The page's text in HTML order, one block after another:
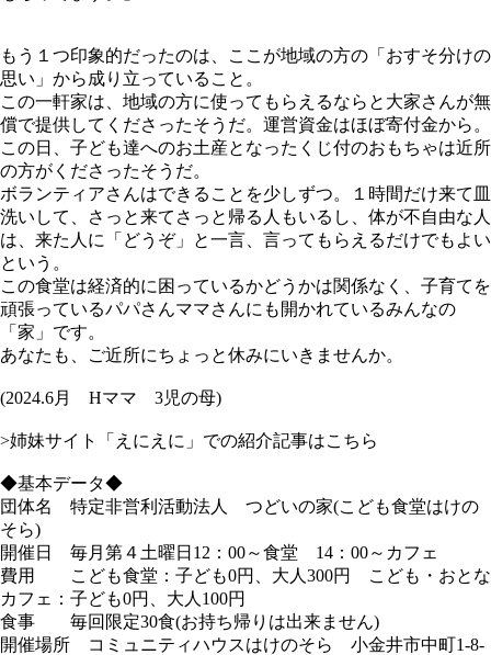
もう１つ印象的だったのは、ここが地域の方の「おすそ分けの
思い」から成り立っていること。
この一軒家は、地域の方に使ってもらえるならと大家さんが無
償で提供してくださったそうだ。運営資金はほぼ寄付金から。
この日、子ども達へのお土産となったくじ付のおもちゃは近所
の方がくださったそうだ。
ボランティアさんはできることを少しずつ。１時間だけ来て皿
洗いして、さっと来てさっと帰る人もいるし、体が不自由な人
は、来た人に「どうぞ」と一言、言ってもらえるだけでもよい
という。
この食堂は経済的に困っているかどうかは関係なく、子育てを
頑張っているパパさんママさんにも開かれているみんなの
「家」です。
あなたも、ご近所にちょっと休みにいきませんか。
(2024.6月 Hママ 3児の母)
>姉妹サイト「えにえに」での紹介記事はこちら
◆基本データ◆
団体名 特定非営利活動法人 つどいの家(こども食堂はけの
そら)
開催日 毎月第４土曜日12：00～食堂 14：00～カフェ
費用 こども食堂：子ども0円、大人300円 こども・おとな
カフェ：子ども0円、大人100円
食事 毎回限定30食(お持ち帰りは出来ません)
開催場所 コミュニティハウスはけのそら 小金井市中町1-8-